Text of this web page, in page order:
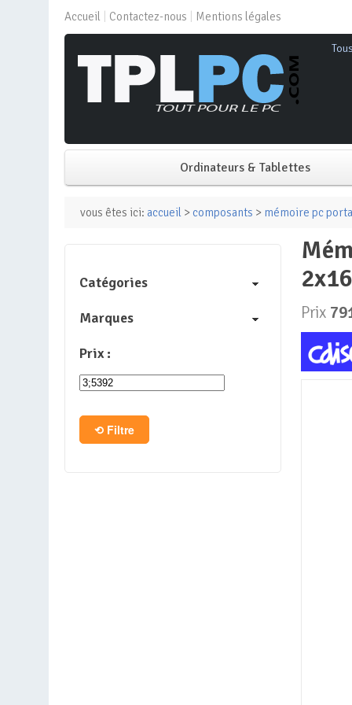
Accueil Contactez-nous Mentions légales
Ordinateurs & Tablettes
PC de bureau
Mini PC
PC Tout-en-un
Tablettes
vous êtes ici: accueil > composants > mémoire pc
mémoire ram – corsair – dominator titanium rgb ddr5 – 32gb
Prix
Catégories
Marques
Prix :
Filtre